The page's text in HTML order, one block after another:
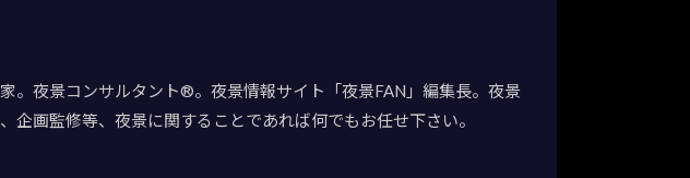
。夜景コンサルタント®。夜景情報サイト「夜景FAN」編集長。夜景
画監修等、夜景に関することであれば何でもお任せ下さい。